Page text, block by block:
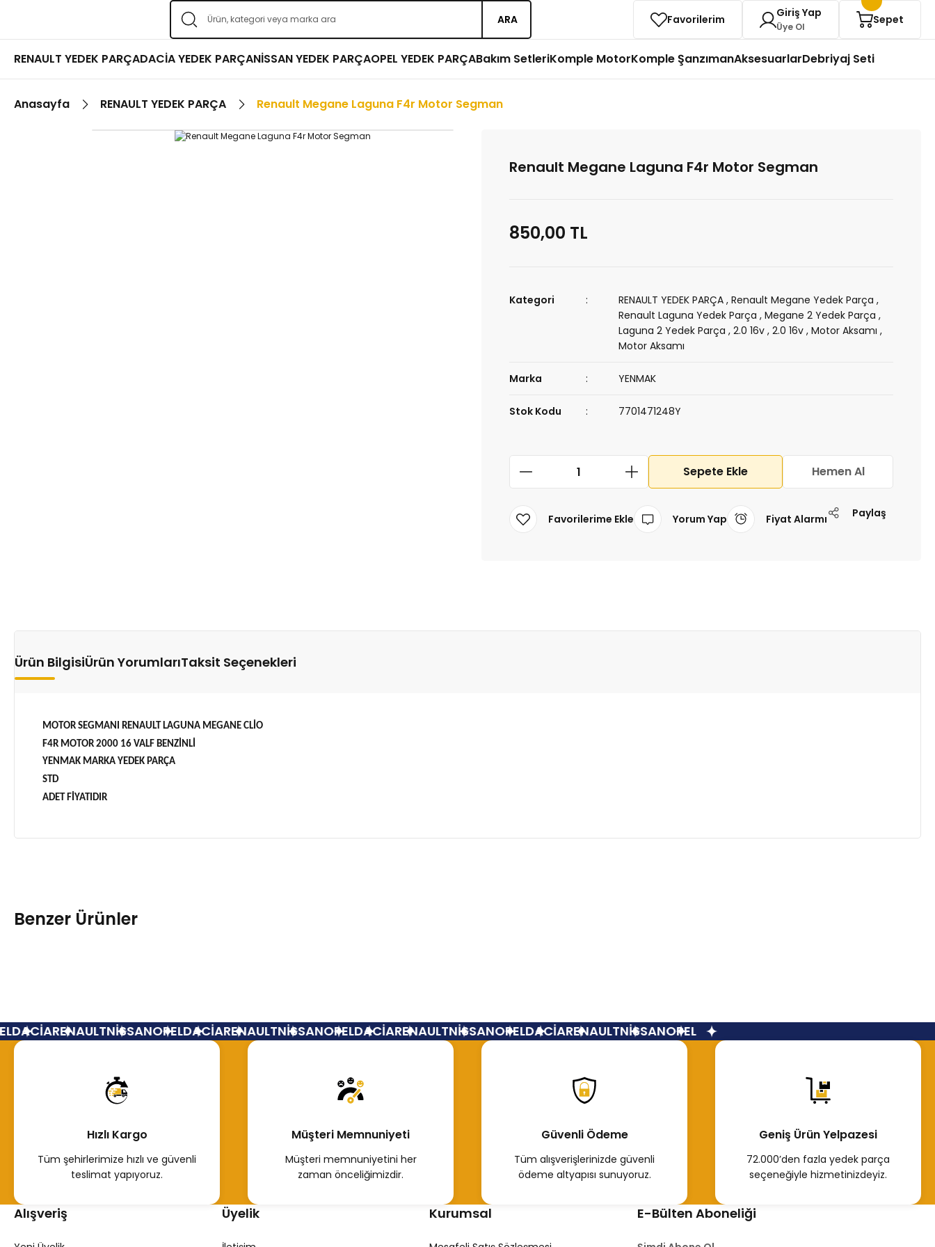
ARA Favorilerim Giriş Yap
Üye Ol
Sepet
RENAULT YEDEK PARÇADACİA YEDEK PARÇANİSSAN YEDEK PARÇAOPEL YEDEK PARÇABakım SetleriKomple MotorKomple ŞanzımanAksesuarlarDebriyaj Seti
Anasayfa RENAULT YEDEK PARÇA Renault Megane Laguna F4r Motor Segman
Renault Megane Laguna F4r Motor Segman
850,00 TL
Kategori RENAULT YEDEK PARÇA ,Renault Megane Yedek Parça ,
Renault Laguna Yedek Parça ,Megane 2 Yedek Parça ,
Laguna 2 Yedek Parça ,2.0 16v ,2.0 16v ,Motor Aksamı ,
Motor Aksamı
Marka YENMAK
Stok Kodu 7701471248Y
Sepete Ekle Hemen Al
Yorum Yap Fiyat Alarmı Paylaş
Ürün BilgisiÜrün YorumlarıTaksit Seçenekleri
MOTOR SEGMANI RENAULT LAGUNA MEGANE CLİO
F4R MOTOR 2000 16 VALF BENZİNLİ
YENMAK MARKA YEDEK PARÇA
STD
ADET FİYATIDIR
Benzer Ürünler
Hemen İncele
RENAULTNİSSANOPELDACİARENAULTNİSSANOPELDACİARENAULTNİSSANOPELDACİARENAULTNİSSANOPEL
Hızlı Kargo
Tüm şehirlerimize hızlı ve güvenli
teslimat yapıyoruz.
Müşteri Memnuniyeti
Müşteri memnuniyetini her
zaman önceliğimizdir.
Güvenli Ödeme
Tüm alışverişlerinizde güvenli
ödeme altyapısı sunuyoruz.
Geniş Ürün Yelpazesi
72.000’den fazla yedek parça
seçeneğiyle hizmetinizdeyiz.
Alışveriş Üyelik Kurumsal E-Bülten Aboneliği